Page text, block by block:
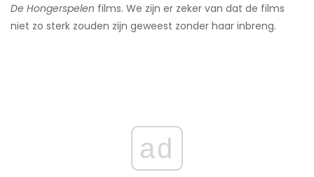
De Hongerspelen films. We zijn er zeker van dat de films
niet zo sterk zouden zijn geweest zonder haar inbreng.
ad